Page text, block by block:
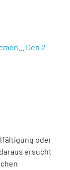
Den 2
oder
ersucht